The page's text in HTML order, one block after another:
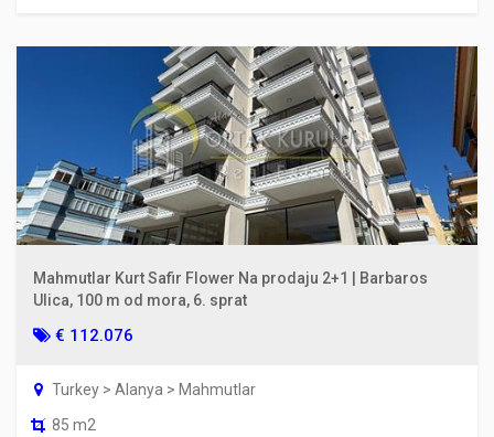
Mahmutlar Kurt Safir Flower Na prodaju 2+1 | Barbaros
Ulica, 100 m od mora, 6. sprat
€ 112.076
Turkey > Alanya > Mahmutlar
85 m2